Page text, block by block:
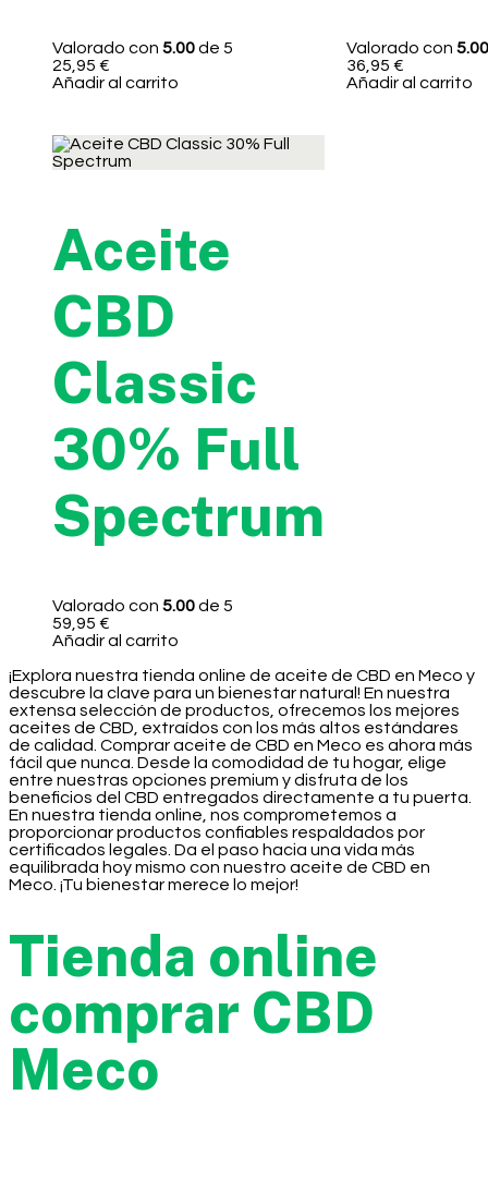
Valorado con 5.00de 5
25,95 €
Añadir al carrito
Valorado con 5.00
36,95 €
Añadir al carrito
Aceite
CBD
Classic
30% Full
Spectrum
Valorado con 5.00de 5
59,95 €
Añadir al carrito
¡Explora nuestra tienda online de aceite de CBD en Meco y
descubre la clave para un bienestar natural! En nuestra
extensa selección de productos, ofrecemos los mejores
aceites de CBD, extraídos con los más altos estándares
de calidad. Comprar aceite de CBD en Meco es ahora más
fácil que nunca. Desde la comodidad de tu hogar, elige
entre nuestras opciones premium y disfruta de los
beneficios del CBD entregados directamente a tu puerta.
En nuestra tienda online, nos comprometemos a
proporcionar productos confiables respaldados por
certificados legales. Da el paso hacia una vida más
equilibrada hoy mismo con nuestro aceite de CBD en
Meco. ¡Tu bienestar merece lo mejor!
Tienda online
comprar CBD
Meco